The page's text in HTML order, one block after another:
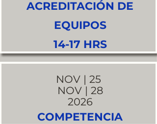
ACREDITACIÓN DE
EQUIPOS
14-17 HRS
NOV | 25
NOV | 28
2026
COMPETENCIA